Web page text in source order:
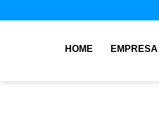
HOME EMPRESA